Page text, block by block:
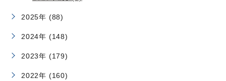
2025年 (88)
2024年 (148)
2023年 (179)
2022年 (160)